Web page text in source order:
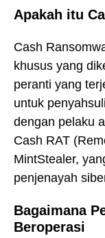
Apakah itu
Cash
khusus yang
peranti yang
untuk
dengan pelaku
Cash RAT
MintStealer,
penjenayah
Bagaimana
Beroperasi